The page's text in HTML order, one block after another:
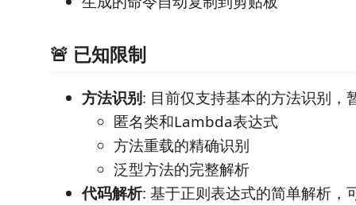
🚨 已知限制
方法识别: 目前仅支持基本的方法识别，
匿名类和Lambda表达式
方法重载的精确识别
泛型方法的完整解析
代码解析: 基于正则表达式的简单解析，